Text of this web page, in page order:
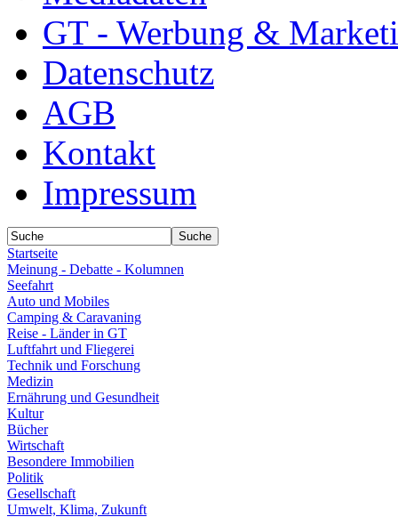
GT - Werbung &
Datenschutz
AGB
Kontakt
Impressum
Startseite
Meinung - Debatte - Kolumnen
Seefahrt
Auto und Mobiles
Camping & Caravaning
Reise - Länder in GT
Luftfahrt und Fliegerei
Technik und Forschung
Medizin
Ernährung und Gesundheit
Kultur
Bücher
Wirtschaft
Besondere Immobilien
Politik
Gesellschaft
Umwelt, Klima, Zukunft